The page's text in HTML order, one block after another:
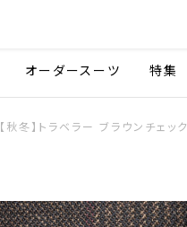
オーダースーツ 特集
【秋冬】トラベラー ブラウンチェック